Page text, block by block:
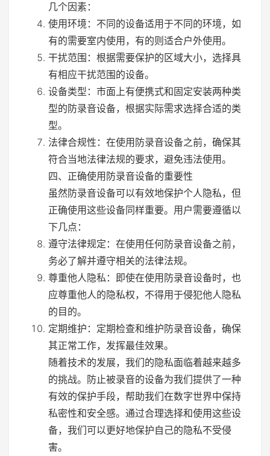
几个因素：
使用环境：不同的设备适用于不同的环境，如
有的需要室内使用，有的则适合户外使用。
干扰范围：根据需要保护的区域大小，选择具
有相应干扰范围的设备。
设备类型：市面上有便携式和固定安装两种类
型的防录音设备，根据实际需求选择合适的类
型。
法律合规性：在使用防录音设备之前，确保其
符合当地法律法规的要求，避免违法使用。
四、正确使用防录音设备的重要性
虽然防录音设备可以有效地保护个人隐私，但
正确使用这些设备同样重要。用户需要遵循以
下几点：
遵守法律规定：在使用任何防录音设备之前，
务必了解并遵守相关的法律法规。
尊重他人隐私：即使在使用防录音设备时，也
应尊重他人的隐私权，不得用于侵犯他人隐私
的目的。
定期维护：定期检查和维护防录音设备，确保
其正常工作，发挥最佳效果。
随着技术的发展，我们的隐私面临着越来越多
的挑战。防止被录音的设备为我们提供了一种
有效的保护手段，帮助我们在数字世界中保持
私密性和安全感。通过合理选择和使用这些设
备，我们可以更好地保护自己的隐私不受侵
害。